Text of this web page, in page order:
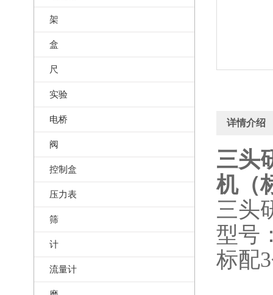
架
盒
尺
实验
电桥
阀
控制盒
压力表
筛
计
流量计
详情介绍
三头
机（
三头
型号
标配